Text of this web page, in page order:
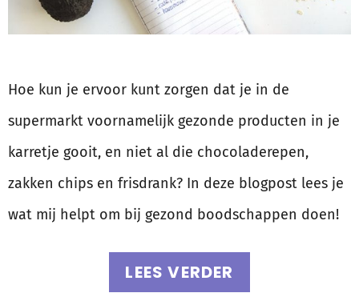
Hoe kun je ervoor kunt zorgen dat je in de
supermarkt voornamelijk gezonde producten in je
karretje gooit, en niet al die chocoladerepen,
zakken chips en frisdrank? In deze blogpost lees je
wat mij helpt om bij gezond boodschappen doen!
LEES VERDER